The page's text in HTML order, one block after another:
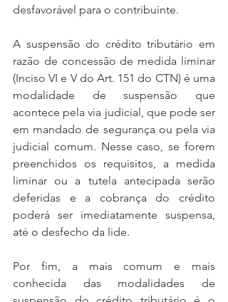
desfavorável para o contribuinte.
A suspensão do crédito tributário em
razão de concessão de medida liminar
(Inciso VI e V do Art. 151 do CTN) é uma
modalidade de suspensão que
acontece pela via judicial, que pode ser
em mandado de segurança ou pela via
judicial comum. Nesse caso, se forem
preenchidos os requisitos, a medida
liminar ou a tutela antecipada serão
deferidas e a cobrança do crédito
poderá ser imediatamente suspensa,
até o desfecho da lide.
Por fim, a mais comum e mais
conhecida das modalidades de